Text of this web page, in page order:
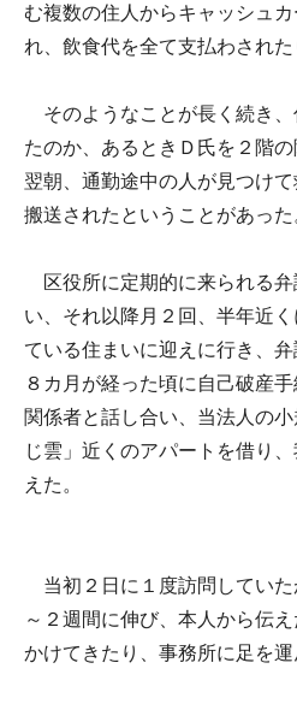
む複数の住人からキャッシュ
れ、飲食代を全て支払わされた
そのようなことが長く続き、
たのか、あるときＤ氏を２階の
翌朝、通勤途中の人が見つけて
搬送されたということがあった
区役所に定期的に来られる弁
い、それ以降月２回、半年近
ている住まいに迎えに行き、弁
８カ月が経った頃に自己破産
関係者と話し合い、当法人の
じ雲」近くのアパートを借り
えた。
当初２日に１度訪問していた
～２週間に伸び、本人から伝
かけてきたり、事務所に足を運